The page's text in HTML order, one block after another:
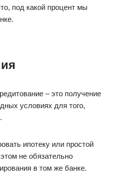
под какой процент мы
– это получение
условиях для того,
ипотеку или простой
не обязательно
в том же банке.